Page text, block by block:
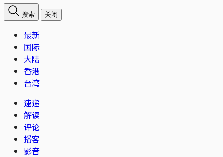
搜索 关闭
最新
国际
大陆
香港
台湾
速递
解读
评论
播客
影音